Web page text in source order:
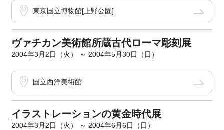
東京国立博物館[上野公園]
ヴァチカン美術館所蔵古代ローマ彫刻展
2004年3月2日（火） ～ 2004年5月30日（日）
国立西洋美術館
イラストレーションの黄金時代展
2004年3月2日（火） ～ 2004年6月6日（日）